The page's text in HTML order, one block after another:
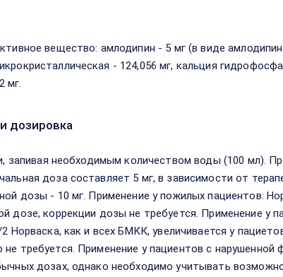
вещество: амлодипин - 5 мг (в виде
- 124,056 мг, кальция
мг.
дозировка
запивая необходимым количеством воды (100 мл).
доза составляет 5 мг, в зависимости от
дозы - 10 мг. Применение у пожилых пациентов:
дозе, коррекции дозы не требуется. Применение у
Норваска, как и всех БМКК, увеличивается у
требуется. Применение у пациентов с нарушенной
дозах, однако необходимо учитывать